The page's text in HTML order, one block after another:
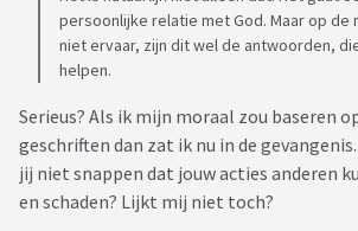
persoonlijke relatie met God. Maar op de
niet ervaar, zijn dit wel de antwoorden,
helpen.
Serieus? Als ik mijn moraal zou baseren
geschriften dan zat ik nu in de
jij niet snappen dat jouw acties anderen
en schaden? Lijkt mij niet toch?